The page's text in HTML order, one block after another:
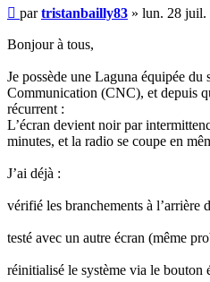
Message
partristanbailly83 » lun. 28 juil.
Bonjour à tous,
Je possède une Laguna équipée
Communication (CNC), et depuis
récurrent :
L’écran devient noir par
minutes, et la radio se coupe en
J’ai déjà :
vérifié les branchements à l’arrière
testé avec un autre écran (même
réinitialisé le système via le bouton